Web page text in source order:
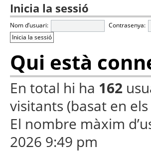
Inicia la sessió
Nom d’usuari: Contrasenya:
Qui està
En total hi ha 162
visitants (basat en
El nombre màxim
2026 9:49 pm